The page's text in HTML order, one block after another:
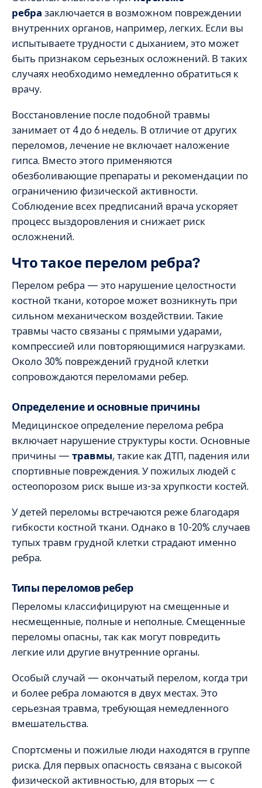
ребра заключается в возможном повреждении
внутренних органов, например, легких. Если вы
испытываете трудности с дыханием, это может
быть признаком серьезных осложнений. В таких
случаях необходимо немедленно обратиться к
врачу.
Восстановление после подобной травмы
занимает от 4 до 6 недель. В отличие от других
переломов, лечение не включает наложение
гипса. Вместо этого применяются
обезболивающие препараты и рекомендации по
ограничению физической активности.
Соблюдение всех предписаний врача ускоряет
процесс выздоровления и снижает риск
осложнений.
Что такое перелом ребра?
Перелом ребра — это нарушение целостности
костной ткани, которое может возникнуть при
сильном механическом воздействии. Такие
травмы часто связаны с прямыми ударами,
компрессией или повторяющимися нагрузками.
Около 30% повреждений грудной клетки
сопровождаются переломами ребер.
Определение и основные причины
Медицинское определение перелома ребра
включает нарушение структуры кости. Основные
причины — травмы, такие как ДТП, падения или
спортивные повреждения. У пожилых людей с
остеопорозом риск выше из-за хрупкости костей.
У детей переломы встречаются реже благодаря
гибкости костной ткани. Однако в 10-20% случаев
тупых травм грудной клетки страдают именно
ребра.
Типы переломов ребер
Переломы классифицируют на смещенные и
несмещенные, полные и неполные. Смещенные
переломы опасны, так как могут повредить
легкие или другие внутренние органы.
Особый случай — окончатый перелом, когда три
и более ребра ломаются в двух местах. Это
серьезная травма, требующая немедленного
вмешательства.
Спортсмены и пожилые люди находятся в группе
риска. Для первых опасность связана с высокой
физической активностью, для вторых — с